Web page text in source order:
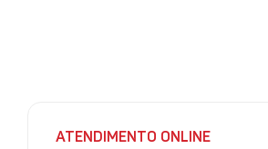
ATENDIMENTO ONLINE